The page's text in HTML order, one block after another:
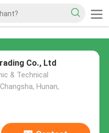
Co., Ltd
& Technical
Hunan,